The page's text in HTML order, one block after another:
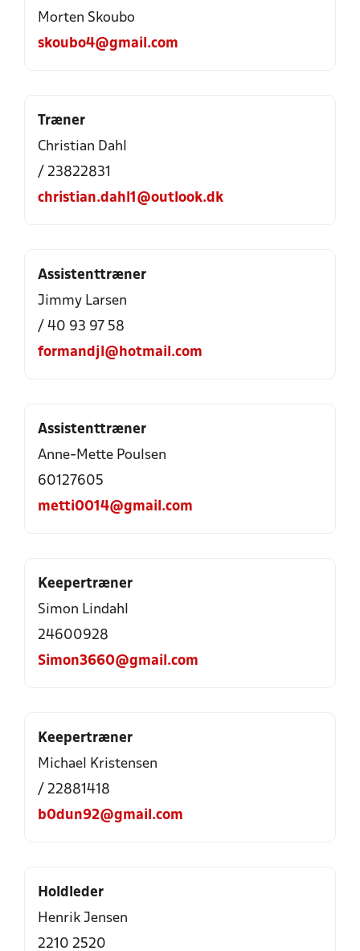
Morten Skoubo
skoubo4@gmail.com
Træner
Christian Dahl
/ 23822831
christian.dahl1@outlook.dk
Assistenttræner
Jimmy Larsen
/ 40 93 97 58
formandjl@hotmail.com
Assistenttræner
Anne-Mette Poulsen
60127605
metti0014@gmail.com
Keepertræner
Simon Lindahl
24600928
Simon3660@gmail.com
Keepertræner
Michael Kristensen
/ 22881418
b0dun92@gmail.com
Holdleder
Henrik Jensen
2210 2520